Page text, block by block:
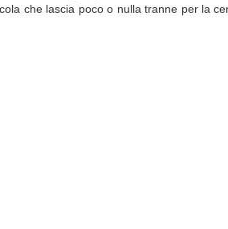
che lascia poco o nulla tranne per la